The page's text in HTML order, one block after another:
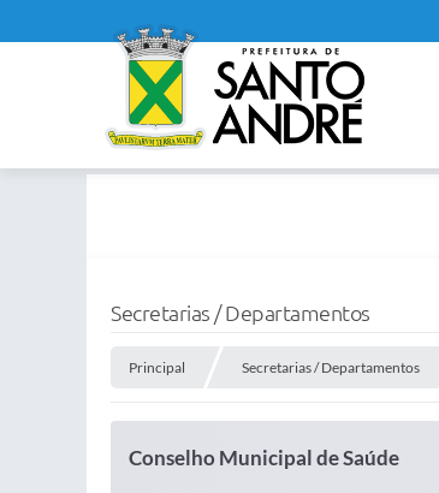
Secretarias / Departamentos
Principal Secretarias / Departamentos
Conselho Municipal de Saúde